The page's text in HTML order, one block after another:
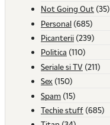
Not Going Out (35)
Personal (685)
Picanterii (239)
Politica (110)
Seriale si TV (211)
Sex (150)
Spam (15)
Techie stuff (685)